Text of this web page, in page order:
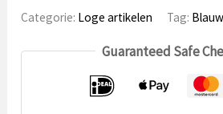
aantal
Categorie: Loge artikelen Tag:
Guaranteed Safe